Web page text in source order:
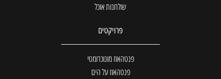
שולחנות אוכל
פרויקטים
פנטהאוז מונוכרומטי
פנטהאוז על הים